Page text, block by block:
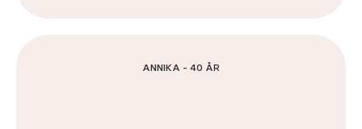
ANNIKA - 40 ÅR